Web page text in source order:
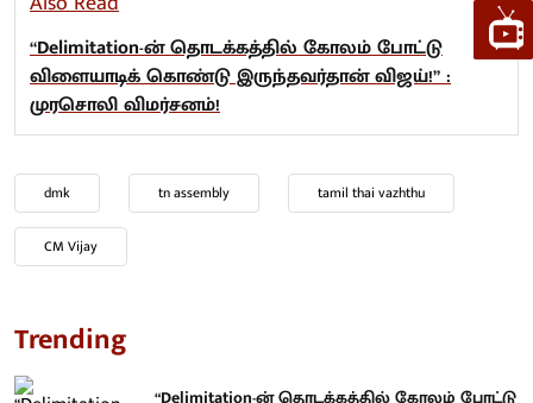
“Delimitation-ன் தொடக்கத்தில் கோலம் போட்டு
விளையாடிக் கொண்டு இருந்தவர்தான் விஜய்!” :
முரசொலி விமர்சனம்!
dmk tn assembly tamil thai vazhthu
CM Vijay
Trending